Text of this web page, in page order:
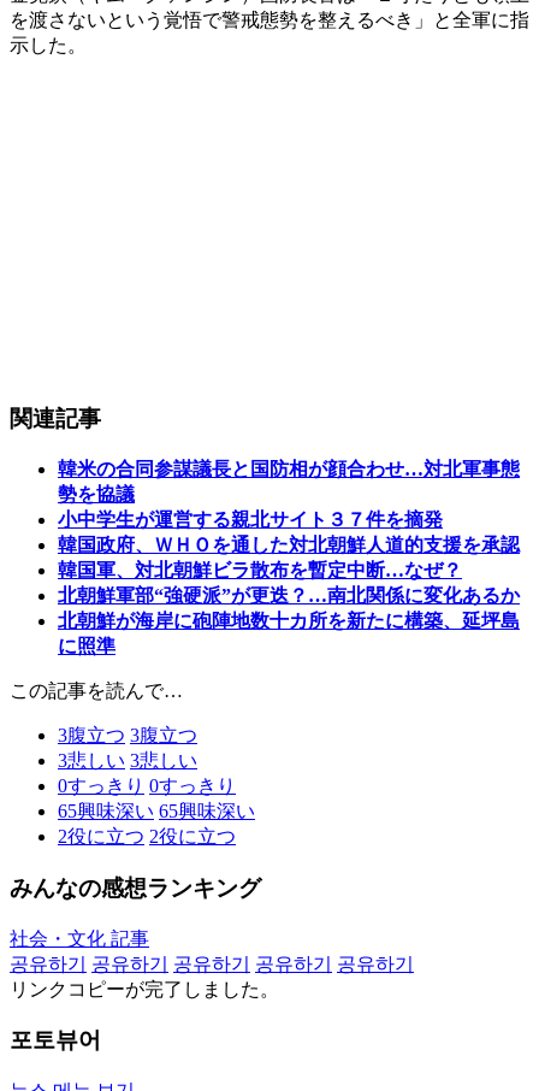
を渡さないという覚悟で警戒態勢を整えるべき」と全軍に指
示した。
関連記事
韓米の合同参謀議長と国防相が顔合わせ…対北軍事態
勢を協議
小中学生が運営する親北サイト３７件を摘発
韓国政府、ＷＨＯを通した対北朝鮮人道的支援を承認
韓国軍、対北朝鮮ビラ散布を暫定中断…なぜ？
北朝鮮軍部“強硬派”が更迭？…南北関係に変化あるか
北朝鮮が海岸に砲陣地数十カ所を新たに構築、延坪島
に照準
この記事を読んで…
3腹立つ 3腹立つ
3悲しい 3悲しい
0すっきり 0すっきり
65興味深い 65興味深い
2役に立つ 2役に立つ
みんなの感想ランキング
社会・文化 記事
공유하기
공유하기 공유하기 공유하기
공유하기
リンクコピーが完了しました。
포토뷰어